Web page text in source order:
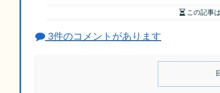
この記事は
3件のコメントがあります